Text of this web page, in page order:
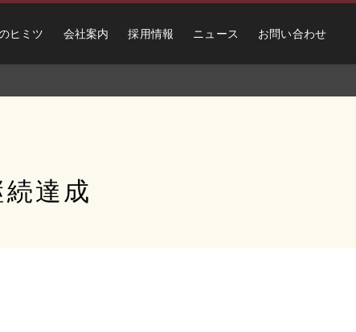
ヒミツ 会社案内 採用情報 ニュース お問い合わせ
達成